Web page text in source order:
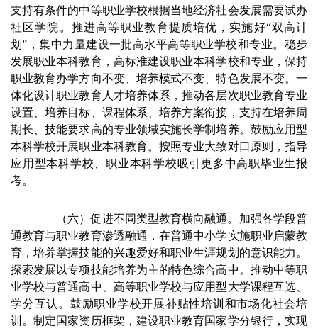
支持有条件的中等职业学校根据当地经济社会发展需要试办
社区学院。推进高等职业教育提质培优，实施好“双高计
划”，集中力量建设一批高水平高等职业学校和专业。稳步
发展职业本科教育，高标准建设职业本科学校和专业，保持
职业教育办学方向不变、培养模式不变、特色发展不变。一
体化设计职业教育人才培养体系，推动各层次职业教育专业
设置、培养目标、课程体系、培养方案衔接，支持在培养周
期长、技能要求高的专业领域实施长学制培养。鼓励应用型
本科学校开展职业本科教育。按照专业大致对口原则，指导
应用型本科学校、职业本科学校吸引更多中高职毕业生报
考。
（六）促进不同类型教育横向融通。加强各学段普
通教育与职业教育渗透融通，在普通中小学实施职业启蒙教
育，培养掌握技能的兴趣爱好和职业生涯规划的意识能力。
探索发展以专项技能培养为主的特色综合高中。推动中等职
业学校与普通高中、高等职业学校与应用型大学课程互选、
学分互认。鼓励职业学校开展补贴性培训和市场化社会培
训。制定国家资历框架，建设职业教育国家学分银行，实现